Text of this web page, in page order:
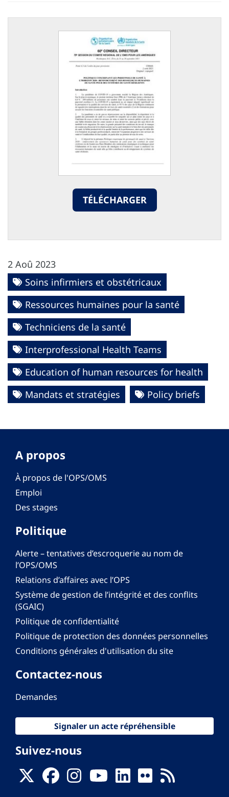
TÉLÉCHARGER
2 Aoû 2023
Soins infirmiers et obstétricaux
Ressources humaines pour la santé
Techniciens de la santé
Interprofessional Health Teams
Education of human resources for health
Mandats et stratégies
Policy briefs
A propos
À propos de l'OPS/OMS
Emploi
Des stages
Politique
Alerte – tentatives d’escroquerie au nom de
l’OPS/OMS
Relations d’affaires avec l’OPS
Système de gestion de l’intégrité et des conflits
(SGAIC)
Politique de confidentialité
Politique de protection des données personnelles
Conditions générales d'utilisation du site
Contactez-nous
Demandes
Signaler un acte répréhensible
Suivez-nous